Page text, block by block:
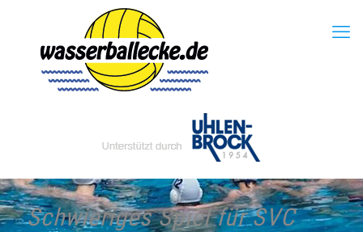
Schwieriges Spiel für SVC